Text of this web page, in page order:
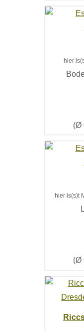
hier
(Ø
hier is(s)t
(Ø